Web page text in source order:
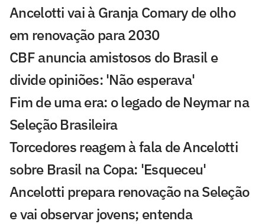
Ancelotti vai à Granja Comary de olho
em renovação para 2030
CBF anuncia amistosos do Brasil e
divide opiniões: 'Não esperava'
Fim de uma era: o legado de Neymar na
Seleção Brasileira
Torcedores reagem à fala de Ancelotti
sobre Brasil na Copa: 'Esqueceu'
Ancelotti prepara renovação na Seleção
e vai observar jovens; entenda